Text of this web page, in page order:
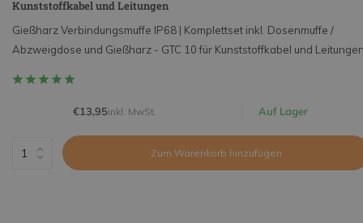
Kunststoffkabel und Leitungen
Gießharz Verbindungsmuffe IP68 | Komplettset inkl. Dosenmuffe /
Abzweigdose und Gießharz - GTC 10 für Kunststoffkabel und
€13,95inkl. MwSt. Auf Lager
Zum Warenkorb hinzufügen